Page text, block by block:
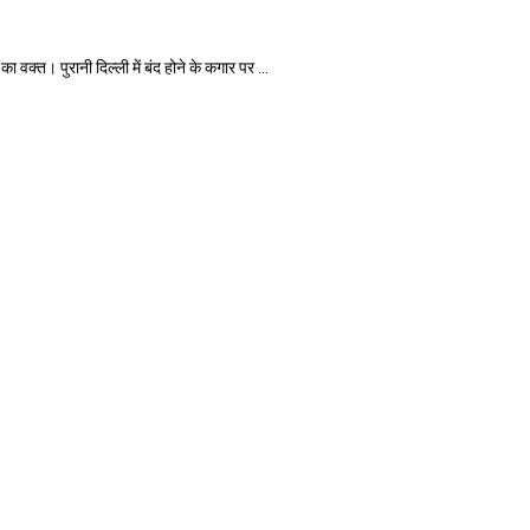
पुरानी दिल्ली में बंद होने के कगार पर ...